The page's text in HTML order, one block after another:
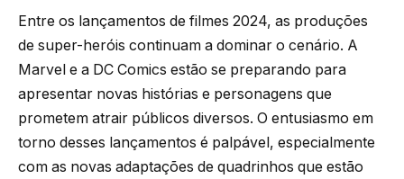
Entre os lançamentos de filmes 2024, as produções
de super-heróis continuam a dominar o cenário. A
Marvel e a DC Comics estão se preparando para
apresentar novas histórias e personagens que
prometem atrair públicos diversos. O entusiasmo em
torno desses lançamentos é palpável, especialmente
com as novas adaptações de quadrinhos que estão